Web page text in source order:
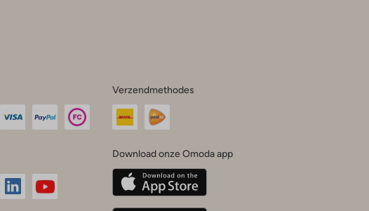
Verzendmethodes
Download onze Omoda app